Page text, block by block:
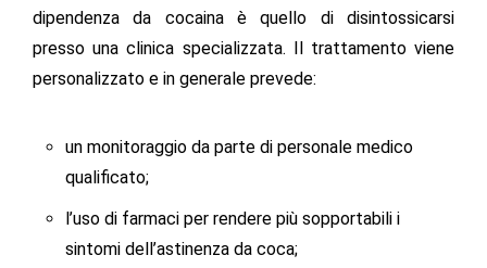
dipendenza da cocaina è quello di disintossicarsi
presso una clinica specializzata. Il trattamento viene
personalizzato e in generale prevede:
un monitoraggio da parte di personale medico
qualificato;
l’uso di farmaci per rendere più sopportabili i
sintomi dell’astinenza da coca;